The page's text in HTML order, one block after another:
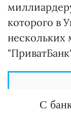
которого в
нескольких
С